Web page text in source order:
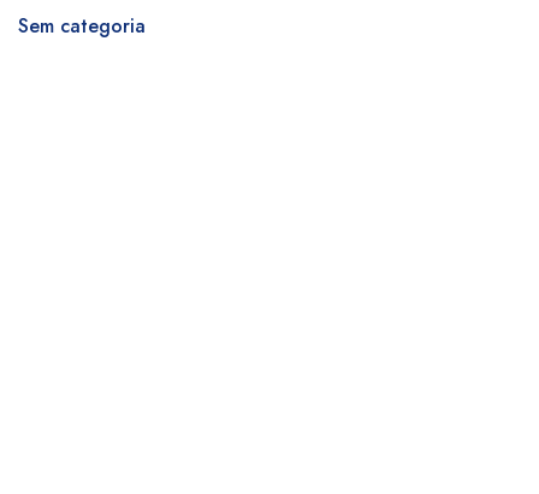
Sem categoria